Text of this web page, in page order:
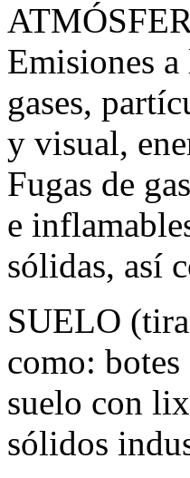
Emisiones
gases,
y visual,
Fugas de
e
sólidas, así
SUELO
como:
suelo con
sólidos